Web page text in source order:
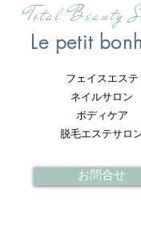
Total Beauty
Le petit
フェイスエステ
ネイルサロン
ボディケア
脱毛エステサロ
お問合せ